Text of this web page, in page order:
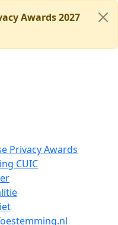
Awards 2027
Privacy Awards
CUIC